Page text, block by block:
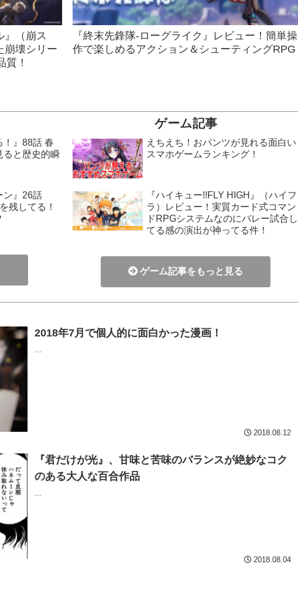
』（崩ス
崩壊シリー
質！
『終末先鋒隊-ローグライク』レビュー！簡単操
作で楽しめるアクション＆シューティングRPG
！』88話 春
と歴史的瞬
ン』26話
残してる！
ゲーム記事
えちえち！おパンツが見れる面白い
スマホゲームランキング！
『ハイキュー!!FLY HIGH』（ハイフ
ラ）レビュー！実質カード式コマン
ドRPGシステムなのにバレー試合し
てる感の演出が神ってる件！
ゲーム記事をもっと見る
2018年7月で個人的に面白かった漫画！
...
2018.08.12
『君だけが光』、甘味と苦味のバランスが絶妙なコク
のある大人な百合作品
...
2018.08.04